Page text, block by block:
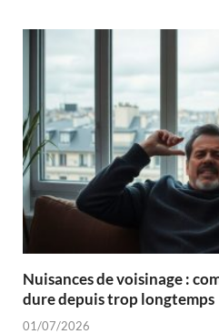
Nuisances de voisinage :
dure depuis trop longtemps
01/07/2026